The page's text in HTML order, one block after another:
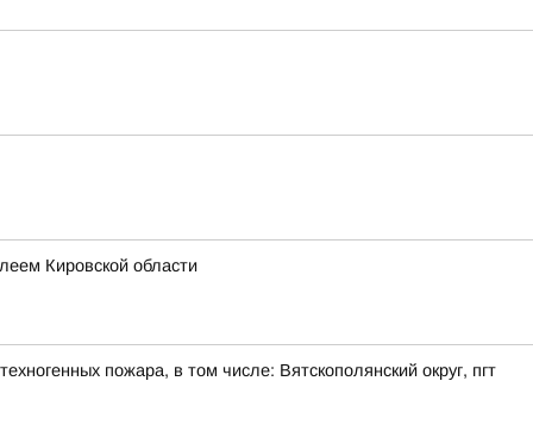
Кировской области
пожара, в том числе: Вятскополянский округ, пгт